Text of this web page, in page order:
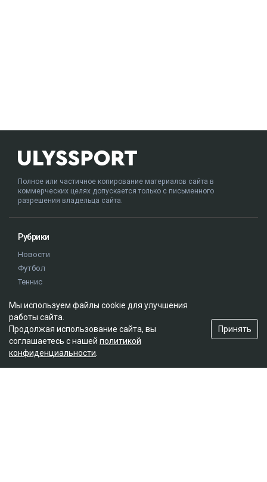
Полное или частичное копирование материалов сайта в
коммерческих целях допускается только с письменного
разрешения владельца сайта.
Рубрики
Новости
Футбол
Теннис
Хоккей
Единоборства
Истории
Олимпиада
Мы используем файлы cookie для улучшения
работы сайта.
Продолжая использование сайта, вы
соглашаетесь с нашей политикой
конфиденциальности
Принять